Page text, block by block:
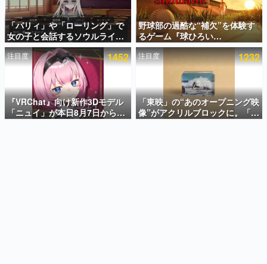
アプリセール情報
インタビュー
連載・特集一覧
殿堂入り記事
SNS拡散数が数千以上！ ページビュー数万以上！ などな
ど。多くの人々に読まれた、電ファミ渾身の“殿堂入り”記
事をまとめました。
「パリィ」や「ローリング」で
女の子と会話するソウルライク
恋愛ゲーム『小早川さんはソウ
ルライク』無料公開。返事に失
敗すると「YOU DIED」
野球部の過酷な“補欠”を体験す
るゲーム『球ひろい
Simulator』が「1件」のウィッ
シュリストをもとにチェコ語に
対応しSNSで話題に。『キング
ダム・カム』開発元やチェコの
プロ野球選手から称賛の声
注目度 1452
『VRChat』向け新作3Dモデル
「ニュイ」が本日8月7日から
BOOTHにて発売。瞳に光る星
注目度 1232
「東映」の“あのオープニング映
像”がアクリルブロックに。「東
映ヒストリカル グッズコレクシ